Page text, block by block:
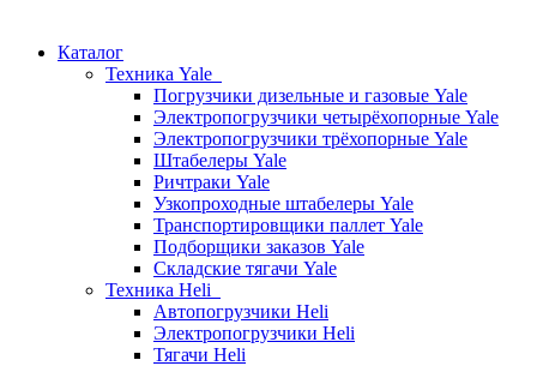
Каталог
Техника Yale
Погрузчики дизельные и газовые Yale
Электропогрузчики четырёхопорные Yale
Электропогрузчики трёхопорные Yale
Штабелеры Yale
Ричтраки Yale
Узкопроходные штабелеры Yale
Транспортировщики паллет Yale
Подборщики заказов Yale
Складские тягачи Yale
Техника Heli
Автопогрузчики Heli
Электропогрузчики Heli
Тягачи Heli